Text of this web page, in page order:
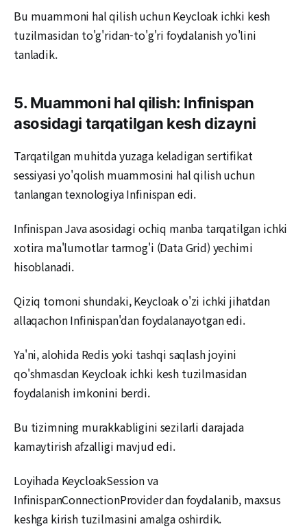
Bu muammoni hal qilish uchun Keycloak ichki kesh
tuzilmasidan to'g'ridan-to'g'ri foydalanish yo'lini
tanladik.
5. Muammoni hal qilish: Infinispan
asosidagi tarqatilgan kesh dizayni
Tarqatilgan muhitda yuzaga keladigan sertifikat
sessiyasi yo'qolish muammosini hal qilish uchun
tanlangan texnologiya Infinispan edi.
Infinispan Java asosidagi ochiq manba tarqatilgan ichki
xotira ma'lumotlar tarmog'i (Data Grid) yechimi
hisoblanadi.
Qiziq tomoni shundaki, Keycloak o'zi ichki jihatdan
allaqachon Infinispan'dan foydalanayotgan edi.
Ya'ni, alohida Redis yoki tashqi saqlash joyini
qo'shmasdan Keycloak ichki kesh tuzilmasidan
foydalanish imkonini berdi.
Bu tizimning murakkabligini sezilarli darajada
kamaytirish afzalligi mavjud edi.
Loyihada KeycloakSession va
InfinispanConnectionProvider dan foydalanib, maxsus
keshga kirish tuzilmasini amalga oshirdik.